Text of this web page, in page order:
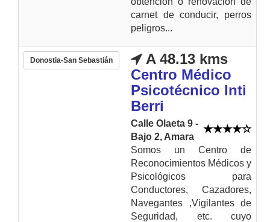
carnet de conducir, perros
peligros...
Donostia-San Sebastián
A 48.13 kms
Centro Médico
Psicotécnico Inti
Berri
Calle Olaeta 9 -
Bajo 2, Amara
Somos un Centro de
Reconocimientos Médicos y
Psicológicos para
Conductores, Cazadores,
Navegantes ,Vigilantes de
Seguridad, etc. cuyo